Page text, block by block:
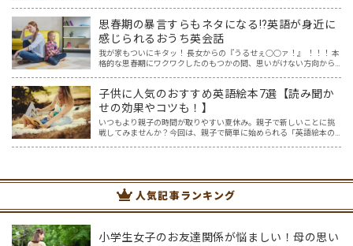
思春期の暴言すらもネタになる⁉英語が身近に
感じられるおうち英会話
我が家もついにキタッ！ 長女からの『うるせぇ○○ァ！』 ！！！ 本
格的な思春期にワクワクしたのもつかの間、思いがけない方向から
子供に人気のおすすめ英語絵本7選【読み聞か
せの効果やコツも！】
いつもより親子の時間が取りやすい夏休み。親子で新しいことに挑
戦してみませんか？今回は、親子で簡単に始められる「英語絵本の
人気記事ランキング
小学生女子のお友達関係が悩ましい！母の思い